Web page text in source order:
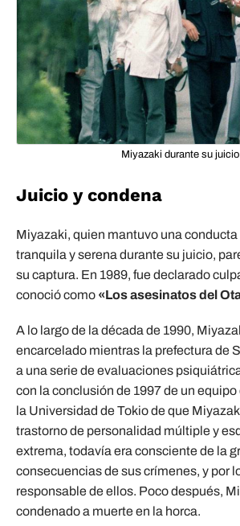
Miyazaki durante su juicio
Juicio y condena
Miyazaki, quien mantuvo una
tranquila y serena durante su juicio,
su captura. En 1989, fue declarado
conoció como «Los asesinatos del
A lo largo de la década de 1990,
encarcelado mientras la prefectura de
a una serie de evaluaciones
con la conclusión de 1997 de un
la Universidad de Tokio de que
trastorno de personalidad múltiple y
extrema, todavía era consciente de la
consecuencias de sus crímenes, y por
responsable de ellos. Poco después,
condenado a muerte en la horca.